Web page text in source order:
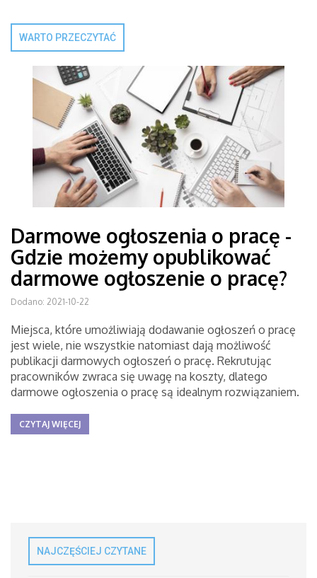
WARTO PRZECZYTAĆ
Darmowe ogłoszenia o pracę -
Gdzie możemy opublikować
darmowe ogłoszenie o pracę?
Dodano: 2021-10-22
Miejsca, które umożliwiają dodawanie ogłoszeń o pracę
jest wiele, nie wszystkie natomiast dają możliwość
publikacji darmowych ogłoszeń o pracę. Rekrutując
pracowników zwraca się uwagę na koszty, dlatego
darmowe ogłoszenia o pracę są idealnym rozwiązaniem.
CZYTAJ WIĘCEJ
NAJCZĘŚCIEJ CZYTANE